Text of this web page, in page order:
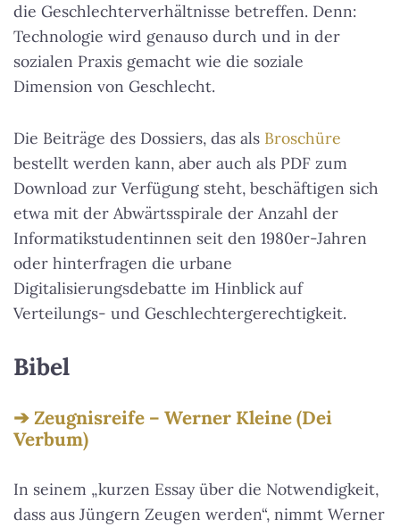
die Geschlechterverhältnisse betreffen. Denn:
Technologie wird genauso durch und in der
sozialen Praxis gemacht wie die soziale
Dimension von Geschlecht.
Die Beiträge des Dossiers, das als Broschüre
bestellt werden kann, aber auch als PDF zum
Download zur Verfügung steht, beschäftigen sich
etwa mit der Abwärtsspirale der Anzahl der
Informatikstudentinnen seit den 1980er-Jahren
oder hinterfragen die urbane
Digitalisierungsdebatte im Hinblick auf
Verteilungs- und Geschlechtergerechtigkeit.
Bibel
Zeugnisreife – Werner Kleine (Dei
Verbum)
In seinem „kurzen Essay über die Notwendigkeit,
dass aus Jüngern Zeugen werden“, nimmt Werner